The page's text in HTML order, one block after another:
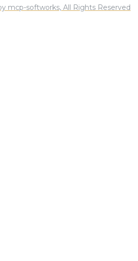
mcp-softworks, All Rights Reserved